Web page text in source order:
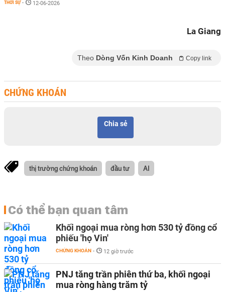
THỜI SỰ - 12-06-2026
La Giang
Theo Dòng Vốn Kinh Doanh Copy link
CHỨNG KHOÁN
Chia sẻ
thị trường chứng khoán đầu tư AI
Có thể bạn quan tâm
Khối ngoại mua ròng hơn 530 tỷ đồng cổ
phiếu 'họ Vin'
CHỨNG KHOÁN - 12 giờ trước
PNJ tăng trần phiên thứ ba, khối ngoại
mua ròng hàng trăm tỷ